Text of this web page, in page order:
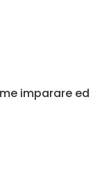
imparare ed